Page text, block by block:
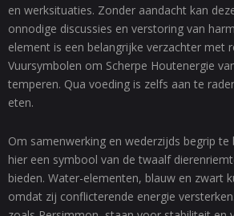
en werksituaties. Zonder aandacht kan
onnodige discussies en verstoring van
element is een belangrijke verzachter met
Vuursymbolen om Scherpe Houtenergie
temperen. Qua voeding is zelfs aan te
eten.
Om samenwerking en wederzijds begrip
hier een symbool van de twaalf
bieden. Water-elementen, blauw en zwart
omdat zij conflicterende energie